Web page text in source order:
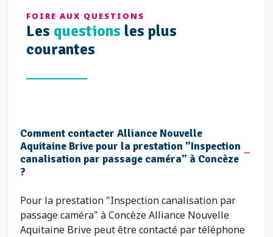
FOIRE AUX QUESTIONS
Les questions les plus
courantes
Comment contacter Alliance Nouvelle
Aquitaine Brive pour la prestation "Inspection
canalisation par passage caméra" à Concèze
?
Pour la prestation "Inspection canalisation par
passage caméra" à Concèze Alliance Nouvelle
Aquitaine Brive peut être contacté par téléphone